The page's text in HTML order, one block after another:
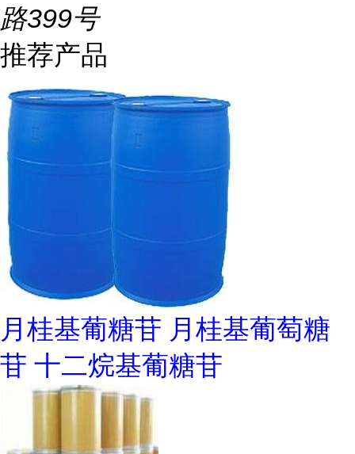
路399号
推荐产品
月桂基葡糖苷 月桂基葡萄糖
苷 十二烷基葡糖苷